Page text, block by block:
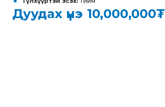
Дуудах үнэ 10,000,000₮